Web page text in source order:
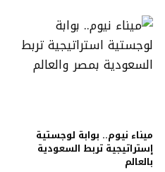
ميناء نيوم.. بوابة لوجستية
إستراتيجية تربط السعودية
بالعالم